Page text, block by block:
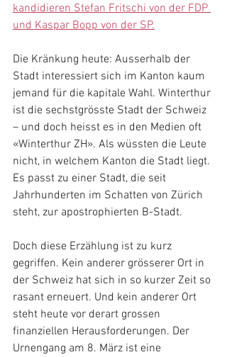
kandidieren Stefan Fritschi von der FDP
und Kaspar Bopp von der SP.
Die Kränkung heute: Ausserhalb der
Stadt interessiert sich im Kanton kaum
jemand für die kapitale Wahl. Winterthur
ist die sechstgrösste Stadt der Schweiz
– und doch heisst es in den Medien oft
«Winterthur ZH». Als wüssten die Leute
nicht, in welchem Kanton die Stadt liegt.
Es passt zu einer Stadt, die seit
Jahrhunderten im Schatten von Zürich
steht, zur apostrophierten B-Stadt.
Doch diese Erzählung ist zu kurz
gegriffen. Kein anderer grösserer Ort in
der Schweiz hat sich in so kurzer Zeit so
rasant erneuert. Und kein anderer Ort
steht heute vor derart grossen
finanziellen Herausforderungen. Der
Urnengang am 8. März ist eine